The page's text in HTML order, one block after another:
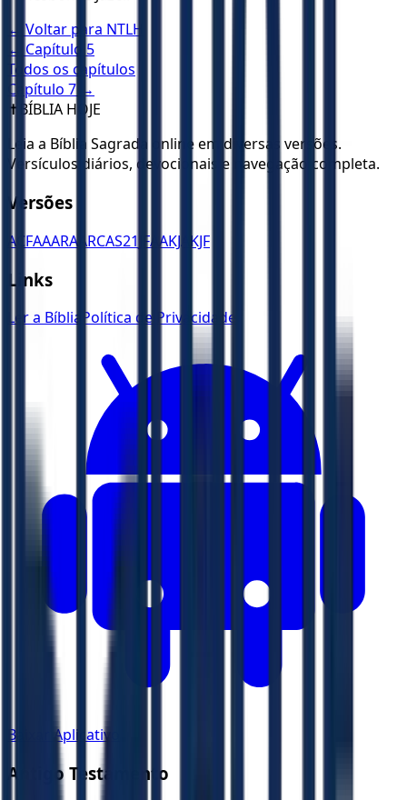
← Voltar para NTLH
← Capítulo 5
Todos os capítulos
Capítulo 7 →
✝️ BÍBLIA HOJE
Leia a Bíblia Sagrada online em diversas versões.
Versículos diários, devocionais e navegação completa.
Versões
ACFAAARA ARCAS21 JFAAKJA KJF
Links
Ler a Bíblia Política de Privacidade
Baixar Aplicativo
Antigo Testamento